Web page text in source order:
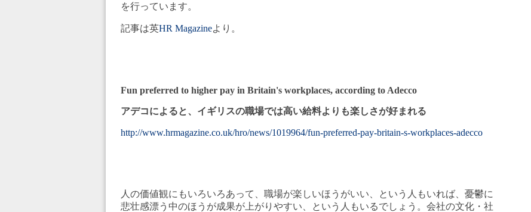
を行っています。
記事は英HR Magazineより。
Fun preferred to higher pay in Britain's workplaces, according to Adecco
アデコによると、イギリスの職場では高い給料よりも楽しさが好まれる
http://www.hrmagazine.co.uk/hro/news/1019964/fun-preferred-pay-britain-s-workplaces-adecco
人の価値観にもいろいろあって、職場が楽しいほうがいい、という人もいれば、憂鬱に
悲壮感漂う中のほうが成果が上がりやすい、という人もいるでしょう。会社の文化・社